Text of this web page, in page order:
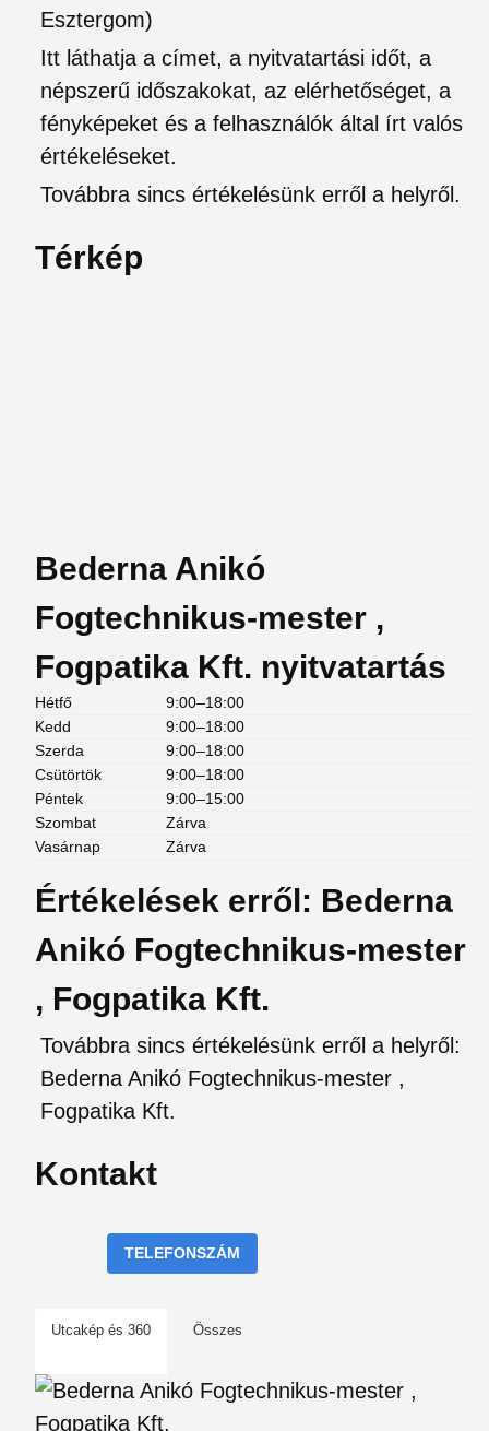
Esztergom)
Itt láthatja a címet, a nyitvatartási időt, a
népszerű időszakokat, az elérhetőséget, a
fényképeket és a felhasználók által írt valós
értékeléseket.
Továbbra sincs értékelésünk erről a helyről.
Térkép
Bederna Anikó
Fogtechnikus-mester ,
Fogpatika Kft. nyitvatartás
Hétfő
9:00–18:00
Kedd
9:00–18:00
Szerda
9:00–18:00
Csütörtök
9:00–18:00
Péntek
9:00–15:00
Szombat
Zárva
Vasárnap
Zárva
Értékelések erről: Bederna
Anikó Fogtechnikus-mester
, Fogpatika Kft.
Továbbra sincs értékelésünk erről a helyről:
Bederna Anikó Fogtechnikus-mester ,
Fogpatika Kft.
Kontakt
TELEFONSZÁM
Utcakép és 360 Összes